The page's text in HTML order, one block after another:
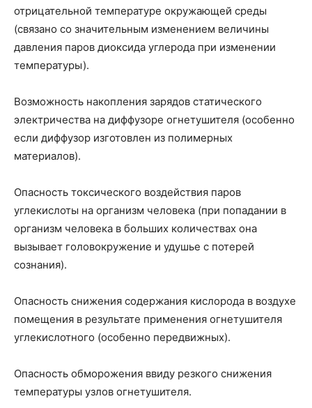
отрицательной температуре окружающей среды
(связано со значительным изменением величины
давления паров диоксида углерода при изменении
температуры).
Возможность накопления зарядов статического
электричества на диффузоре огнетушителя (особенно
если диффузор изготовлен из полимерных
материалов).
Опасность токсического воздействия паров
углекислоты на организм человека (при попадании в
организм человека в больших количествах она
вызывает головокружение и удушье с потерей
сознания).
Опасность снижения содержания кислорода в воздухе
помещения в результате применения огнетушителя
углекислотного (особенно передвижных).
Опасность обморожения ввиду резкого снижения
температуры узлов огнетушителя.